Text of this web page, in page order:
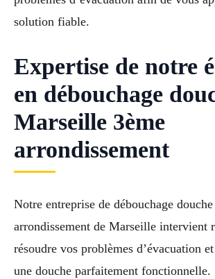
solution fiable.
Expertise de notre
en débouchage
Marseille 3ème
arrondissement
Notre entreprise de débouchage
arrondissement de Marseille intervient
résoudre vos problèmes d’évacuation
une douche parfaitement fonctionnelle.